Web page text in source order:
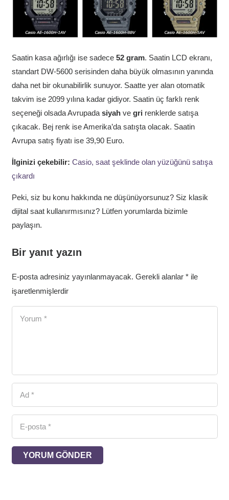
Saatin kasa ağırlığı ise sadece52 gram. Saatin LCD ekranı,
standart DW-5600 serisinden daha büyük olmasının yanında
daha net bir okunabilirlik sunuyor. Saatte yer alan otomatik
takvim ise 2099 yılına kadar gidiyor. Saatin üç farklı renk
seçeneği olsada Avrupada siyahve gri renklerde satışa
çıkacak. Bej renk ise Amerika’da satışta olacak. Saatin
Avrupa satış fiyatı ise 39,90 Euro.
İlginizi çekebilir: Casio, saat şeklinde olan yüzüğünü satışa
çıkardı
Peki, siz bu konu hakkında ne düşünüyorsunuz? Siz klasik
dijital saat kullanırmısınız? Lütfen yorumlarda bizimle
paylaşın.
Bir yanıt yazın
E-posta adresiniz yayınlanmayacak. Gerekli alanlar *ile
işaretlenmişlerdir
YORUM GÖNDER